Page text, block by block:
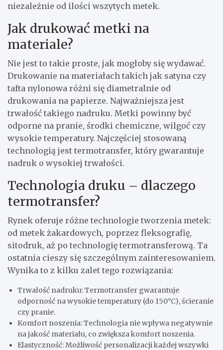
niezależnie od ilości wszytych metek.
Jak drukować metki na
materiale?
Nie jest to takie proste, jak mogłoby się wydawać.
Drukowanie na materiałach takich jak satyna czy
tafta nylonowa różni się diametralnie od
drukowania na papierze. Najważniejsza jest
trwałość takiego nadruku. Metki powinny być
odporne na pranie, środki chemiczne, wilgoć czy
wysokie temperatury. Najczęściej stosowaną
technologią jest termotransfer, który gwarantuje
nadruk o wysokiej trwałości.
Technologia druku – dlaczego
termotransfer?
Rynek oferuje różne technologie tworzenia metek:
od metek żakardowych, poprzez fleksografię,
sitodruk, aż po technologię termotransferową. Ta
ostatnia cieszy się szczególnym zainteresowaniem.
Wynika to z kilku zalet tego rozwiązania:
Trwałość nadruku: Termotransfer gwarantuje
odporność na wysokie temperatury (do 150°C), ścieranie
czy pranie.
Komfort noszenia: Technologia nie wpływa negatywnie
na jakość materiału, co zwiększa komfort noszenia.
Elastyczność: Możliwość personalizacji każdej wszywki